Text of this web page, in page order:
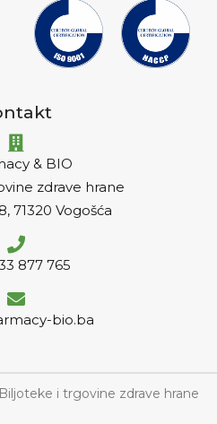
& BIO
zdrave hrane
71320 Vogošća
877 765
bio.ba
i trgovine zdrave hrane